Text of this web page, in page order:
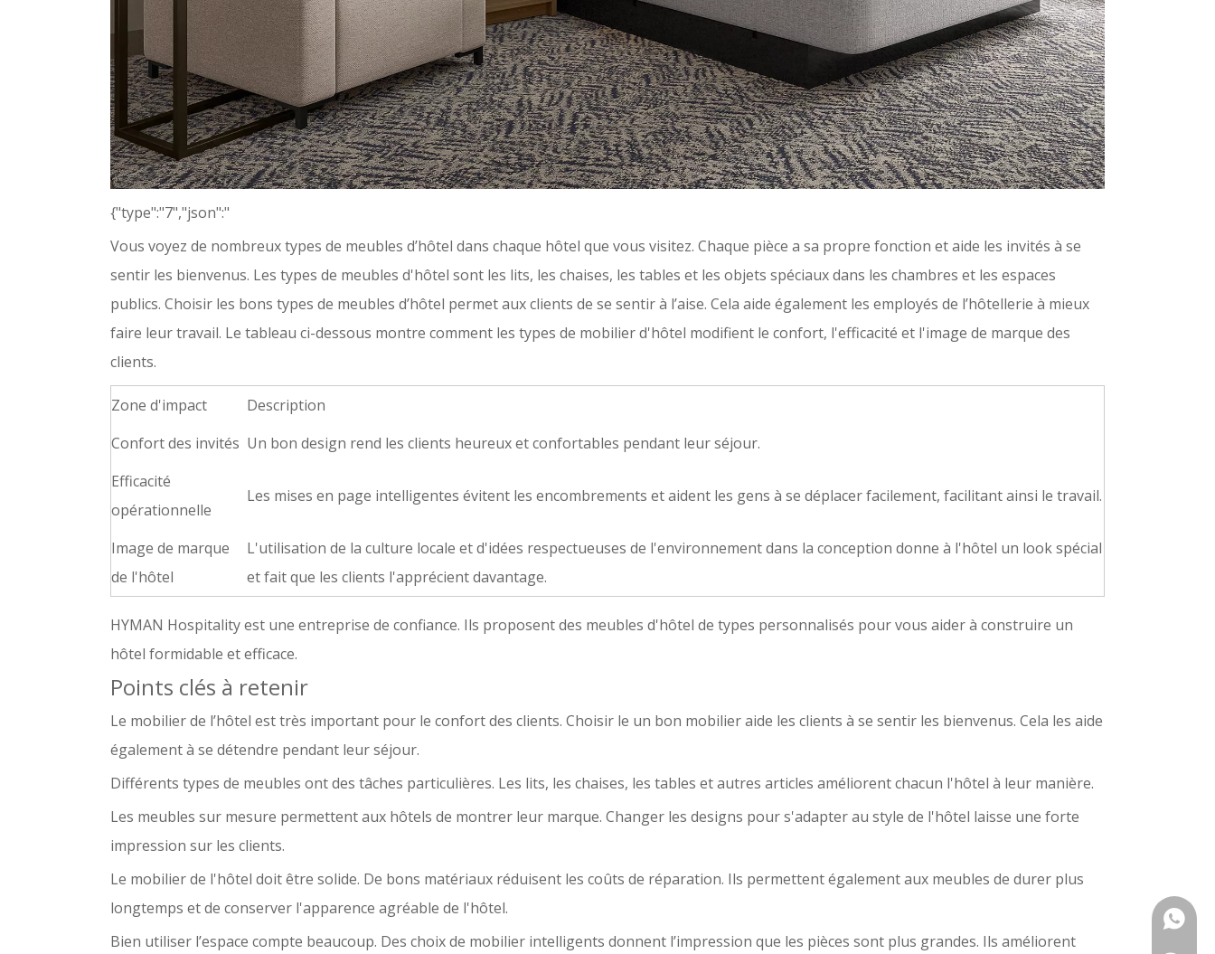
{"type":"7","json":"
Vous voyez de nombreux types de meubles d’hôtel dans chaque hôtel que vous visitez. Chaque pièce a sa propre fonction et aide les invités à se
sentir les bienvenus. Les types de meubles d'hôtel sont les lits, les chaises, les tables et les objets spéciaux dans les chambres et les espaces
publics. Choisir les bons types de meubles d’hôtel permet aux clients de se sentir à l’aise. Cela aide également les employés de l’hôtellerie à mieux
faire leur travail. Le tableau ci-dessous montre comment les types de mobilier d'hôtel modifient le confort, l'efficacité et l'image de marque des
clients.
Zone d'impact
Description
Confort des invités Un bon design rend les clients heureux et confortables pendant leur séjour.
Efficacité
opérationnelle
Les mises en page intelligentes évitent les encombrements et aident les gens à se déplacer facilement, facilitant ainsi le travail.
Image de marque
de l'hôtel
L'utilisation de la culture locale et d'idées respectueuses de l'environnement dans la conception donne à l'hôtel un look spécial
et fait que les clients l'apprécient davantage.
HYMAN Hospitalityest une entreprise de confiance. Ils proposent des meubles d'hôtel de types personnalisés pour vous aider à construire un
hôtel formidable et efficace.
Points clés à retenir
Le mobilier de l’hôtel est très important pour le confort des clients. Choisir le un bon mobilieraide les clients à se sentir les bienvenus. Cela les aide
également à se détendre pendant leur séjour.
Différents types de meubles ont des tâches particulières. Les lits, les chaises, les tables et autres articles améliorent chacun l'hôtel à leur manière.
Les meubles sur mesure permettent aux hôtels de montrer leur marque. Changer les designs pour s'adapter au style de l'hôtel laisse une forte
impression sur les clients.
Le mobilier de l'hôtel doit être solide. De bons matériaux réduisent les coûts de réparation. Ils permettent également aux meubles de durer plus
longtemps et de conserver l'apparence agréable de l'hôtel.
Bien utiliser l’espace compte beaucoup. Des choix de mobilier intelligents donnent l’impression que les pièces sont plus grandes. Ils améliorent
+ 86-